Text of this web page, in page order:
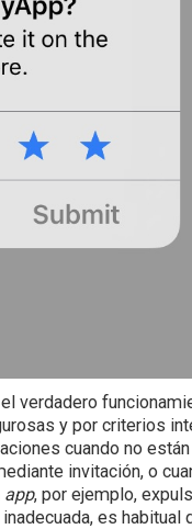
verdadero
y por criterios
cuando no
invitación, o
app, por ejemplo,
es